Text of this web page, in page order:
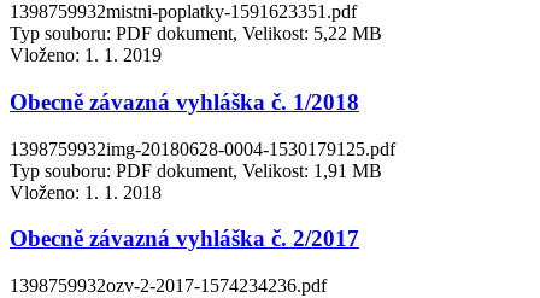
1398759932mistni-poplatky-1591623351.pdf
Typ souboru: PDF dokument, Velikost: 5,22 MB
Vloženo: 1. 1. 2019
Obecně závazná vyhláška č. 1/2018
1398759932img-20180628-0004-1530179125.pdf
Typ souboru: PDF dokument, Velikost: 1,91 MB
Vloženo: 1. 1. 2018
Obecně závazná vyhláška č. 2/2017
1398759932ozv-2-2017-1574234236.pdf